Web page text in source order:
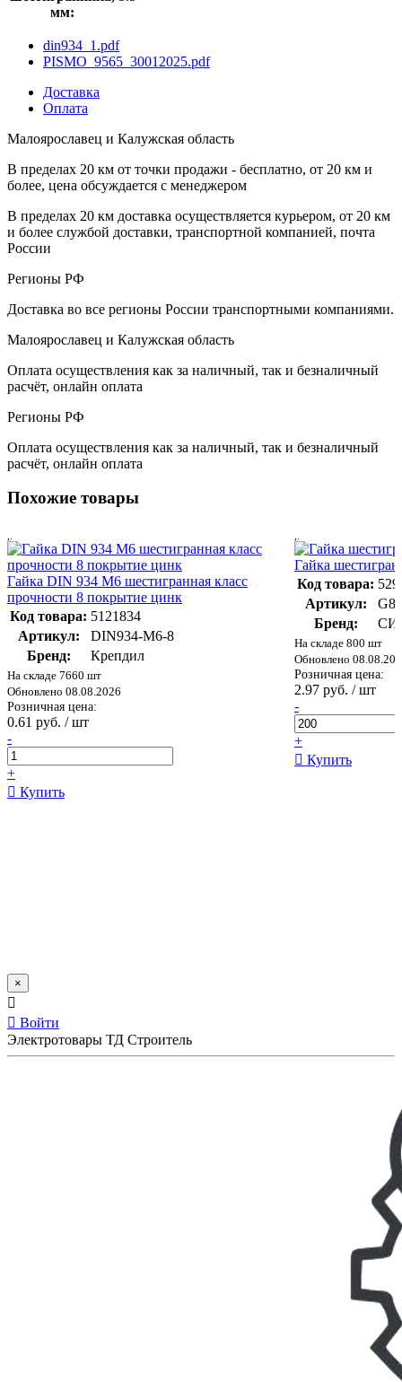
мм:
din934_1.pdf
PISMO_9565_30012025.pdf
Доставка
Оплата
Малоярославец и Калужская область
В пределах 20 км от точки продажи - бесплатно, от 20 км и
более, цена обсуждается с менеджером
В пределах 20 км доставка осуществляется курьером, от 20 км
и более службой доставки, транспортной компанией, почта
России
Регионы РФ
Доставка во все регионы России транспортными компаниями.
Малоярославец и Калужская область
Оплата осуществления как за наличный, так и безналичный
расчёт, онлайн оплата
Регионы РФ
Оплата осуществления как за наличный, так и безналичный
расчёт, онлайн оплата
Похожие товары
Гайка DIN 934 М6 шестигранная класс
прочности 8 покрытие цинк
Код товара: 5121834
Артикул:
DIN934-М6-8
Бренд:
Крепдил
На складе 7660 шт
Обновлено 08.08.2026
Розничная цена:
0.61 руб. / шт
-
+
Купить
Гайка
Код товара:
Артикул:
G8
Бренд:
На складе 800 шт
Обновлено
Розничная цена:
2.97 руб. / шт
-
+
Купить
×
Войти
Электротовары ТД Строитель